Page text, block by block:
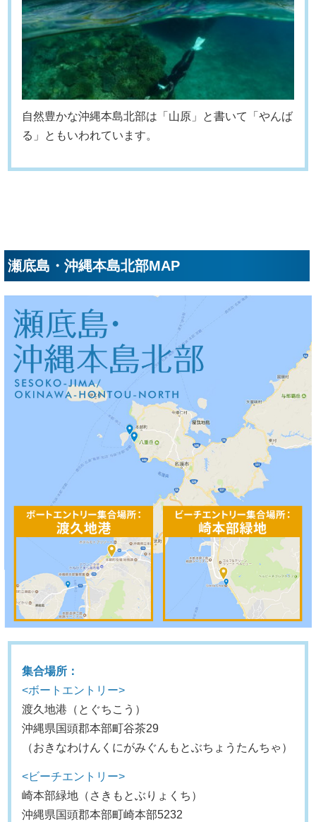
自然豊かな沖縄本島北部は「山原」と書いて「やんば
る」ともいわれています。
瀬底島・沖縄本島北部MAP
集合場所：
<ボートエントリー>
渡久地港（とぐちこう）
沖縄県国頭郡本部町谷茶29
（おきなわけんくにがみぐんもとぶちょうたんちゃ）
<ビーチエントリー>
崎本部緑地（さきもとぶりょくち）
沖縄県国頭郡本部町崎本部5232